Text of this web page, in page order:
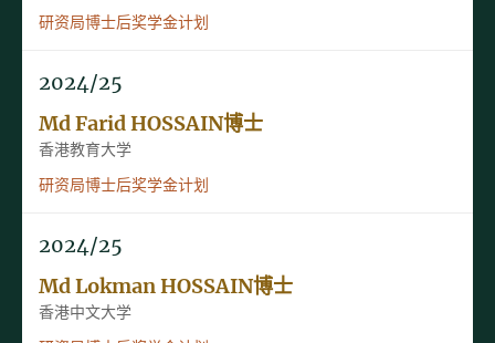
研资局博士后奖学金计划
2024/25
Md Farid HOSSAIN博士
香港教育大学
研资局博士后奖学金计划
2024/25
Md Lokman HOSSAIN博士
香港中文大学